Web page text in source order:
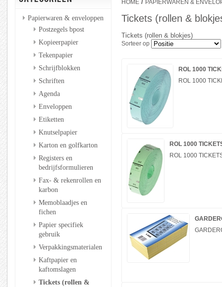
Papierwaren & enveloppen
Postzegels bpost
Kopieerpapier
Tekenpapier
Schrijfblokken
Schriften
Agenda
Enveloppen
Etiketten
Knutselpapier
Karton en golfkarton
Registers en
bedrijfsformulieren
Fax- & rekenrollen en
karbon
Memoblaadjes en
fichen
Papier specifiek
gebruik
Verpakkingsmaterialen
Kaftpapier en
kaftomslagen
Tickets (rollen &
HOME / PAPIERWAREN &
Tickets (rollen &
Tickets (rollen & blokjes)
Sorteer op
ROL 1000
ROL 1000
ROL 1000
ROL 1000